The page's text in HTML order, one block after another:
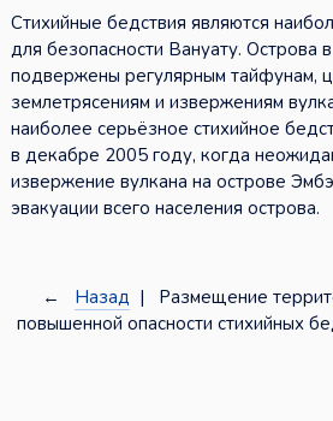
Стихийные бедствия являются
для безопасности Вануату. Острова
подвержены регулярным тайфунам,
землетрясениям и извержениям
наиболее серьёзное стихийное
в декабре 2005 году, когда
извержение вулкана на острове
эвакуации всего населения острова.
← Назад | Размещение
повышенной опасности стихийных